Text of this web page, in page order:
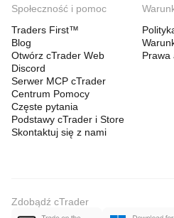
Społeczność i pomoc
Traders First™
Blog
Otwórz cTrader Web
Discord
Serwer MCP cTrader
Centrum Pomocy
Częste pytania
Podstawy cTrader i Store
Skontaktuj się z nami
Prawa
Zdobądź cTrader